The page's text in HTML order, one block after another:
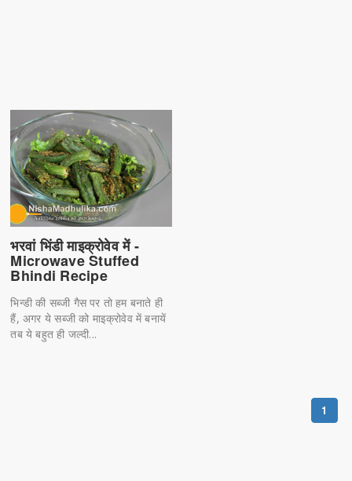
भरवां भिंडी माइक्रोवेव में -
Microwave Stuffed
Bhindi Recipe
भिन्डी की सब्जी गैस पर तो हम बनाते ही
हैं, अगर ये सब्जी को माइक्रोवेव में बनायें
तब ये बहुत ही जल्दी...
1